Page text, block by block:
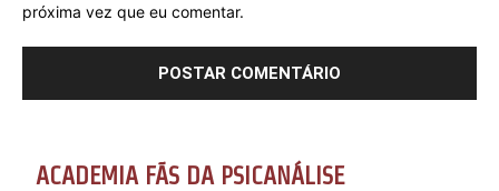
próxima vez que eu comentar.
ACADEMIA FÃS DA PSICANÁLISE